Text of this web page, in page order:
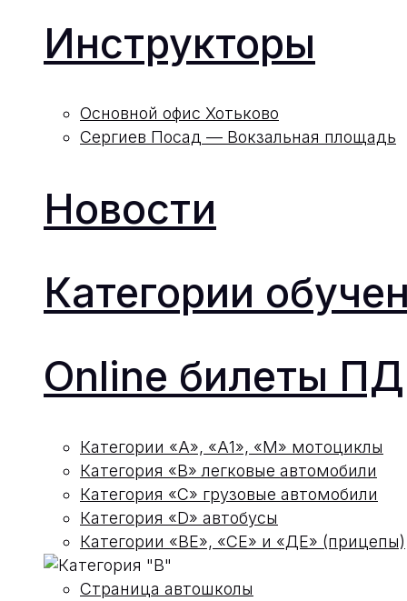
Инструкторы
Основной офис Хотьково
Сергиев Посад — Вокзальная площадь
Новости
Категории
Online билеты
Категории «А», «А1», «М» мотоциклы
Категория «В» легковые автомобили
Категория «С» грузовые автомобили
Категория «D» автобусы
Категории «ВЕ», «СЕ» и «ДЕ» (прицепы)
Страница автошколы